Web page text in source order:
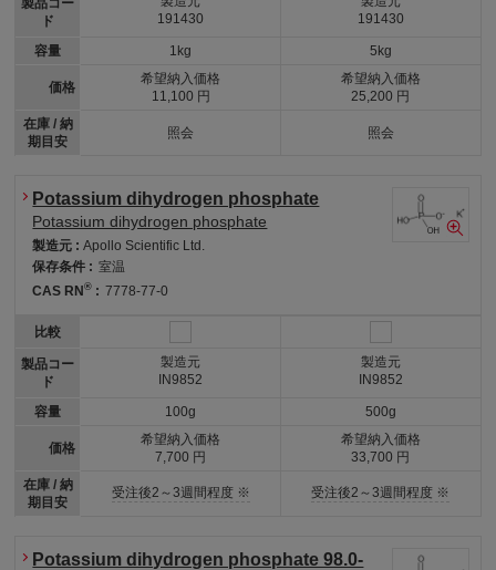
製品コー
ド
容量
価格
在庫 / 納
期目安
191430
1kg
希望納入価格
11,100 円
照会
191430
5kg
希望納入価格
25,200 円
照会
Potassium dihydrogen phosphate
Potassium dihydrogen phosphate
製造元 :Apollo Scientific Ltd.
保存条件 : 室温
CAS RN® : 7778-77-0
比較
製品コー
ド
容量
価格
在庫 / 納
期目安
製造元
IN9852
100g
希望納入価格
7,700 円
受注後2～3週間程度 ※
製造元
IN9852
500g
希望納入価格
33,700 円
受注後2～3週間程度 ※
Potassium dihydrogen phosphate 98.0-